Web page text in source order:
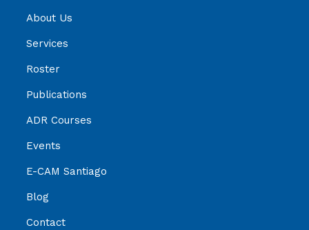
About Us
Services
Roster
Publications
ADR Courses
Events
E-CAM Santiago
Blog
Contact